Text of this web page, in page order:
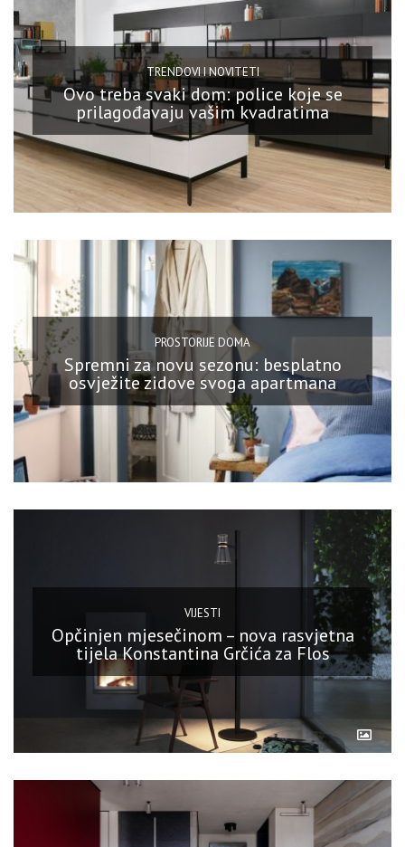
TRENDOVI I NOVITETI
Ovo treba svaki dom: police koje se
prilagođavaju vašim kvadratima
PROSTORIJE DOMA
Spremni za novu sezonu: besplatno
osvježite zidove svoga apartmana
VIJESTI
Opčinjen mjesečinom – nova rasvjetna
tijela Konstantina Grčića za Flos